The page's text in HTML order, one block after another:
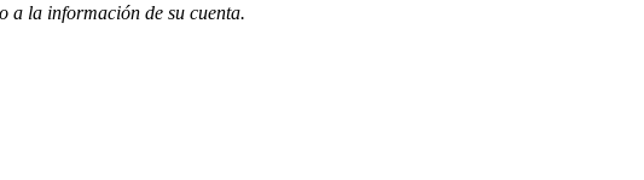
a la información de su cuenta.